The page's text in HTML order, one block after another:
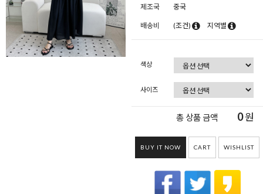
제조국 중국
배송비 (조건) 지역별
색상
사이즈
총 상품 금액 0원
BUY IT NOW CART WISHLIST